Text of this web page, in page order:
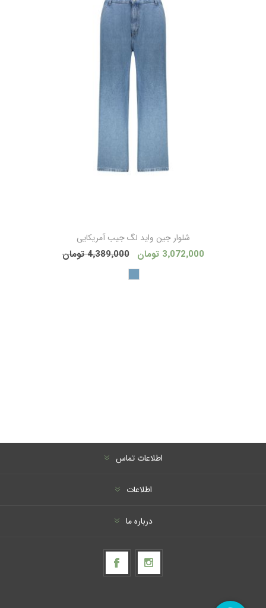
شلوار جین واید لگ جیب آمریکایی
3٬072٬000 تومان 4٬389٬000 تومان
اطلاعات تماس
اطلاعات
درباره ما